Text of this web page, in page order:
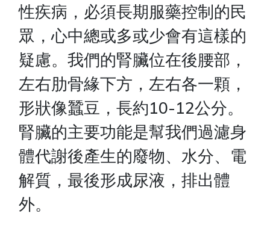
性疾病，必須長期服藥控制的民
眾，心中總或多或少會有這樣的
疑慮。我們的腎臟位在後腰部，
左右肋骨緣下方，左右各一顆，
形狀像蠶豆，長約10-12公分。
腎臟的主要功能是幫我們過濾身
體代謝後產生的廢物、水分、電
解質，最後形成尿液，排出體
外。